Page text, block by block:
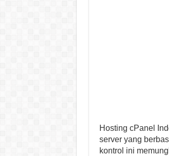
Hosting cPanel
server yang
kontrol ini